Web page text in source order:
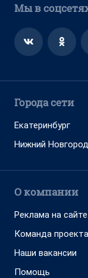
Мы в
Города сети
Екатеринбург
Нижний Новгород
О компании
Реклама на сайте
Команда проекта
Наши вакансии
Помощь